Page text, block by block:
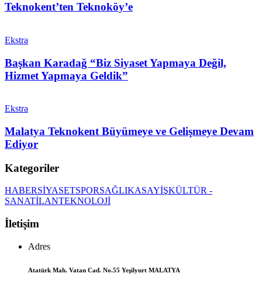
Teknokent’ten Teknoköy’e
Ekstra
Başkan Karadağ “Biz Siyaset Yapmaya Değil,
Hizmet Yapmaya Geldik”
Ekstra
Malatya Teknokent Büyümeye ve Gelişmeye Devam
Ediyor
Kategoriler
HABERSİYASETSPORSAĞLIKASAYİŞKÜLTÜR -
SANATİLANTEKNOLOJİ
İletişim
Adres
Atatürk Mah. Vatan Cad. No.55 Yeşilyurt MALATYA